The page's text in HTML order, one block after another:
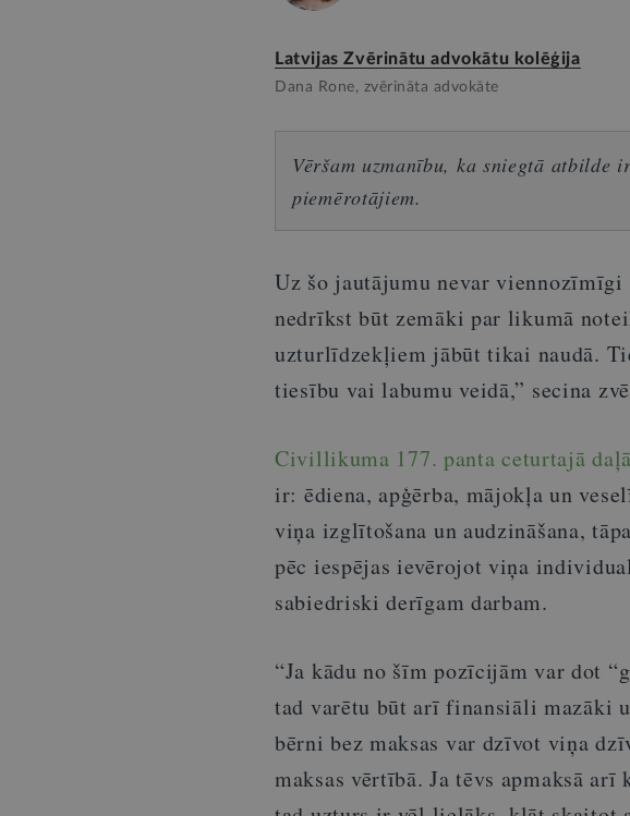
Latvijas Zvērinātu advokātu kolēģija
Dana Rone, zvērināta advokāte
Vēršam uzmanību, ka sniegtā atbilde
piemērotājiem.
Uz šo jautājumu nevar
nedrīkst būt zemāki par likumā
uzturlīdzekļiem jābūt tikai naudā.
tiesību vai labumu veidā,” secina
Civillikuma 177. panta ceturtajā daļā
ir: ēdiena, apģērba, mājokļa un
viņa izglītošana un audzināšana,
pēc iespējas ievērojot viņa
sabiedriski derīgam darbam.
“Ja kādu no šīm pozīcijām var dot
tad varētu būt arī finansiāli mazāki
bērni bez maksas var dzīvot viņa
maksas vērtībā. Ja tēvs apmaksā